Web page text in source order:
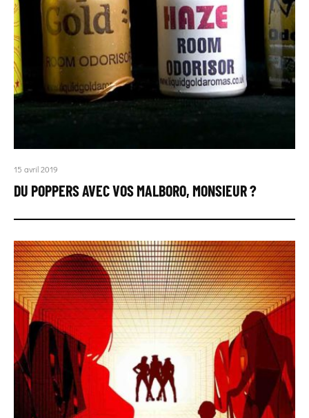
15 avril 2019
DU POPPERS AVEC VOS MALBORO, MONSIEUR ?